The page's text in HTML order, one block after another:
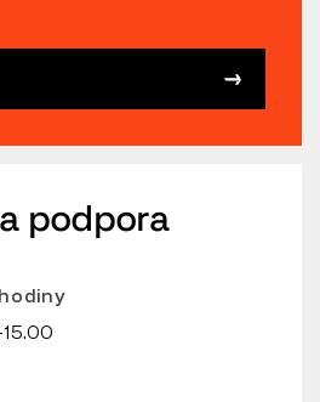
podpora